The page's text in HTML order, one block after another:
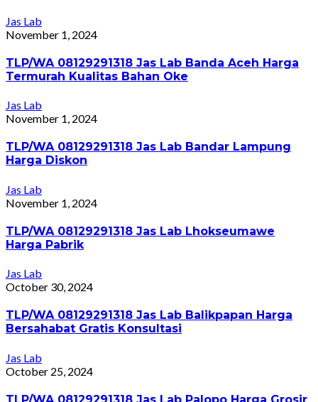
Jas Lab
November 1, 2024
TLP/WA 08129291318 Jas Lab Banda Aceh Harga
Termurah Kualitas Bahan Oke
Jas Lab
November 1, 2024
TLP/WA 08129291318 Jas Lab Bandar Lampung
Harga Diskon
Jas Lab
November 1, 2024
TLP/WA 08129291318 Jas Lab Lhokseumawe
Harga Pabrik
Jas Lab
October 30, 2024
TLP/WA 08129291318 Jas Lab Balikpapan Harga
Bersahabat Gratis Konsultasi
Jas Lab
October 25, 2024